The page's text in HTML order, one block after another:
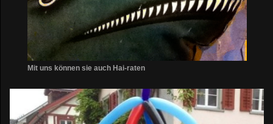
Mit uns können sie auch Hai-raten